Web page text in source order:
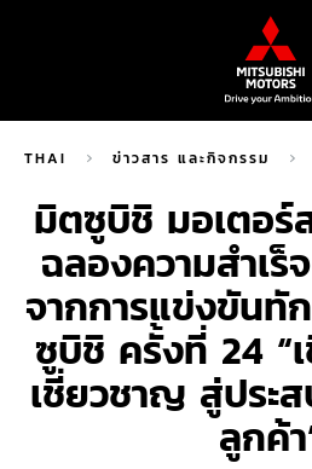
THAI ข่าวสาร และกิจกรรม
มิตซูบิชิ มอเตอร์
ฉลองความสำเร็
จากการแข่งขันทั
ซูบิชิ ครั้งที่ 24 “
เชี่ยวชาญ สู่ประ
ลูกค้